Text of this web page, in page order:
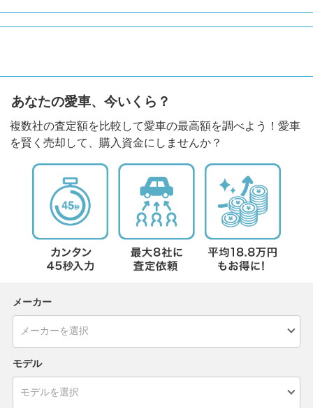
あなたの愛車、今いくら？
複数社の査定額を比較して愛車の最高額を調べよう！愛車
を賢く売却して、購入資金にしませんか？
メーカー
モデル